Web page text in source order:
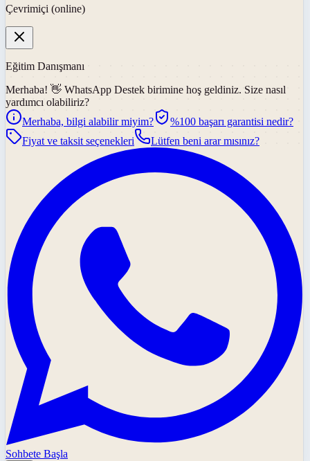
Çevrimiçi (online)
Eğitim Danışmanı
Merhaba! 👋 WhatsApp Destek birimine hoş geldiniz. Size nasıl
yardımcı olabiliriz?
Merhaba, bilgi alabilir miyim?
%100 başarı garantisi nedir?
Fiyat ve taksit seçenekleri
Lütfen beni arar mısınız?
Sohbete Başla